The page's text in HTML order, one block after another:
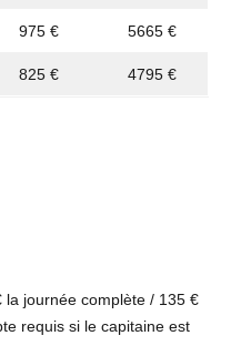
975 € 5665 €
825 € 4795 €
journée complète / 135 €
requis si le capitaine est